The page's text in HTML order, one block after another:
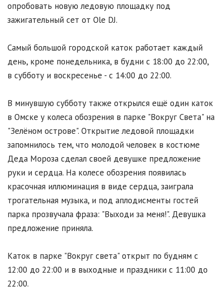
опробовать новую ледовую площадку под
зажигательный сет от Ole DJ.
Самый большой городской каток работает каждый
день, кроме понедельника, в будни с 18:00 до 22:00,
в субботу и воскресенье - с 14:00 до 22:00.
В минувшую субботу также открылся ещё один каток
в Омске у колеса обозрения в парке "Вокруг Света" на
"Зелёном острове". Открытие ледовой площадки
запомнилось тем, что молодой человек в костюме
Деда Мороза сделал своей девушке предложение
руки и сердца. На колесе обозрения появилась
красочная иллюминация в виде сердца, заиграла
трогательная музыка, и под аплодисменты гостей
парка прозвучала фраза: "Выходи за меня!". Девушка
предложение приняла.
Каток в парке "Вокруг света" открыт по будням с
12:00 до 22:00 и в выходные и праздники с 11:00 до
22:00.